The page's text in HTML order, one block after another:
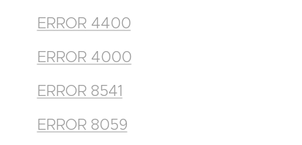
ERROR 4400
ERROR 4000
ERROR 8541
ERROR 8059